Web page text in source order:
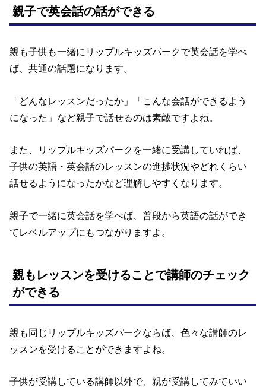
親子で英会話の話ができる
親も子供も一緒にリップルキッズパークで英会話を学べ
ば、共通の話題になります。
「どんなレッスンだったか」「こんな会話ができるよう
になった」など親子で話せるのは素敵ですよね。
また、リップルキッズパークを一緒に受講していれば、
子供の英語・英会話のレッスンの進捗状況やどれくらい
話せるようになったかなど理解しやすくなります。
親子で一緒に英会話を学べば、普段から英語の話ができ
てレベルアップにもつながりますよ。
親もレッスンを受けることで講師のチェック
ができる
親も同じリップルキッズパークならば、色々な講師のレ
ッスンを受けることができますよね。
子供が受講している講師以外で、親が受講してみていい